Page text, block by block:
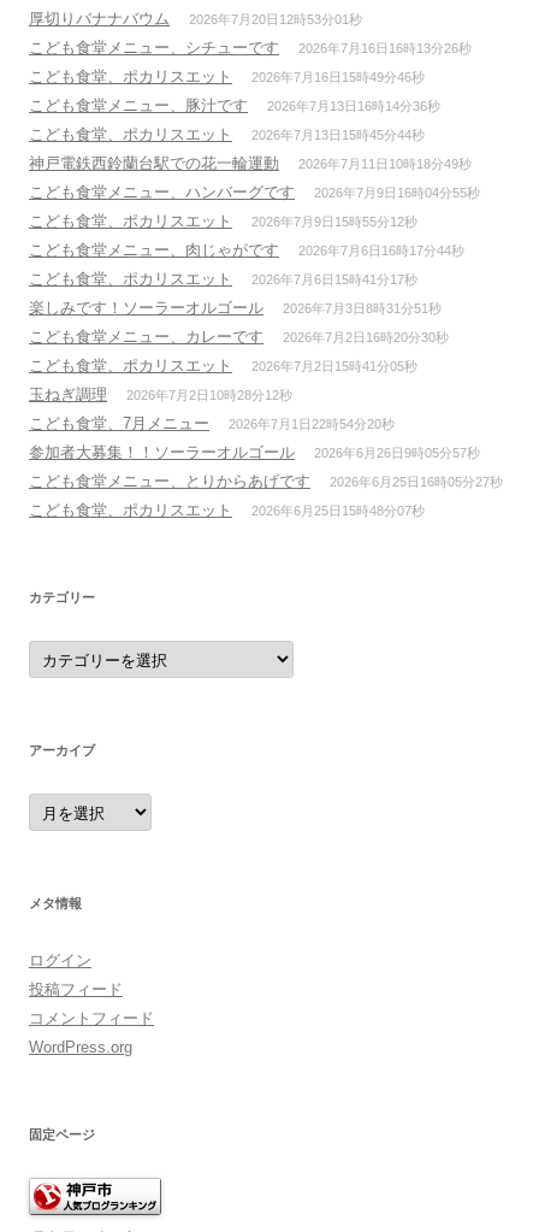
厚切りバナナバウム 2026年7月20日12時53分01秒
こども食堂メニュー、シチューです 2026年7月16日16時13分26秒
こども食堂、ポカリスエット 2026年7月16日15時49分46秒
こども食堂メニュー、豚汁です 2026年7月13日16時14分36秒
こども食堂、ポカリスエット 2026年7月13日15時45分44秒
神戸電鉄西鈴蘭台駅での花一輪運動 2026年7月11日10時18分49秒
こども食堂メニュー、ハンバーグです 2026年7月9日16時04分55秒
こども食堂、ポカリスエット 2026年7月9日15時55分12秒
こども食堂メニュー、肉じゃがです 2026年7月6日16時17分44秒
こども食堂、ポカリスエット 2026年7月6日15時41分17秒
楽しみです！ソーラーオルゴール 2026年7月3日8時31分51秒
こども食堂メニュー、カレーです 2026年7月2日16時20分30秒
こども食堂、ポカリスエット 2026年7月2日15時41分05秒
玉ねぎ調理 2026年7月2日10時28分12秒
こども食堂、7月メニュー 2026年7月1日22時54分20秒
参加者大募集！！ソーラーオルゴール 2026年6月26日9時05分57秒
こども食堂メニュー、とりからあげです 2026年6月25日16時05分27秒
こども食堂、ポカリスエット 2026年6月25日15時48分07秒
カテゴリー
カ
テ
ゴ
アーカイブ
ア
ー
カ
メタ情報
ログイン
投稿フィード
コメントフィード
WordPress.org
固定ページ